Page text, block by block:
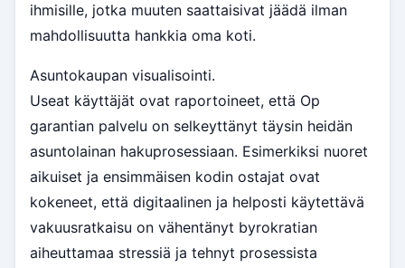
ihmisille, jotka muuten saattaisivat jäädä ilman
mahdollisuutta hankkia oma koti.
Asuntokaupan visualisointi.
Useat käyttäjät ovat raportoineet, että Op
garantian palvelu on selkeyttänyt täysin heidän
asuntolainan hakuprosessiaan. Esimerkiksi nuoret
aikuiset ja ensimmäisen kodin ostajat ovat
kokeneet, että digitaalinen ja helposti käytettävä
vakuusratkaisu on vähentänyt byrokratian
aiheuttamaa stressiä ja tehnyt prosessista